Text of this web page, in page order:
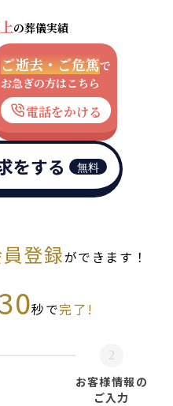
の葬儀実績
ご逝去・ご危篤で
お急ぎの方はこちら
電話をかける
をする 無料
登録ができます！
秒で完了!
2
お客様情報の
ご入力